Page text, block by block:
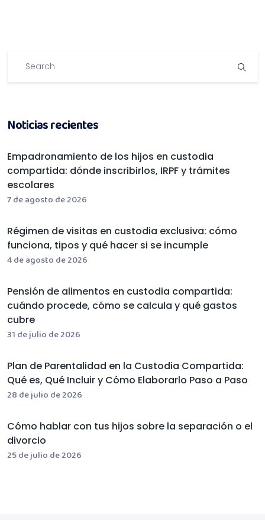
Noticias recientes
Empadronamiento de los hijos en custodia
compartida: dónde inscribirlos, IRPF y trámites
escolares
7 de agosto de 2026
Régimen de visitas en custodia exclusiva: cómo
funciona, tipos y qué hacer si se incumple
4 de agosto de 2026
Pensión de alimentos en custodia compartida:
cuándo procede, cómo se calcula y qué gastos
cubre
31 de julio de 2026
Plan de Parentalidad en la Custodia Compartida:
Qué es, Qué Incluir y Cómo Elaborarlo Paso a Paso
28 de julio de 2026
Cómo hablar con tus hijos sobre la separación o el
divorcio
25 de julio de 2026